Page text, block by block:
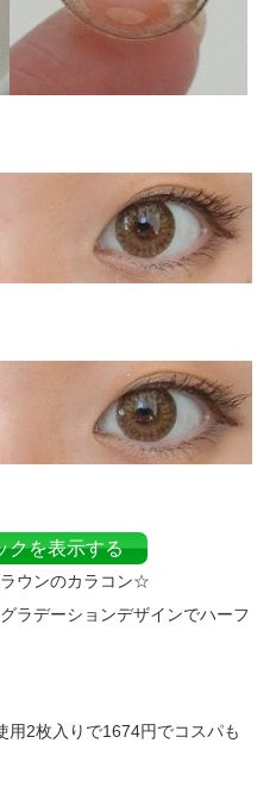
クを表示する
ウンのカラコン☆
ラデーションデザインでハーフ
用2枚入りで1674円でコスパも